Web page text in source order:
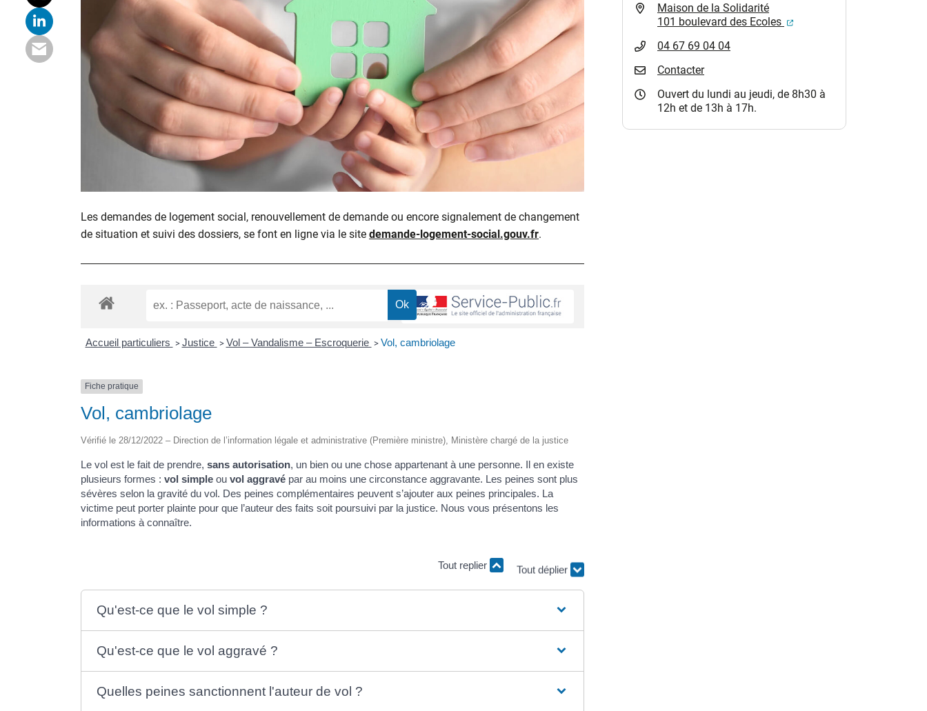
Les demandes de logement social, renouvellement de demande ou encore signalement de changement
de situation et suivi des dossiers, se font en ligne via le site demande-logement-social.gouv.fr.
Accueil particuliers > Justice > Vol – Vandalisme – Escroquerie > Vol, cambriolage
Fiche pratique
Vol, cambriolage
Vérifié le 28/12/2022 – Direction de l’information légale et administrative (Première ministre), Ministère chargé de la justice
Le vol est le fait de prendre, sans autorisation, un bien ou une chose appartenant à une personne. Il en existe
plusieurs formes : vol simple ou vol aggravé par au moins une circonstance aggravante. Les peines sont plus
sévères selon la gravité du vol. Des peines complémentaires peuvent s’ajouter aux peines principales. La
victime peut porter plainte pour que l’auteur des faits soit poursuivi par la justice. Nous vous présentons les
informations à connaître.
Tout replier
Tout déplier
Qu'est-ce que le vol simple ?
Qu'est-ce que le vol aggravé ?
Quelles peines sanctionnent l'auteur de vol ?
Maison de la Solidarité
101 boulevard des Ecoles
(ouverture dans un nouvel
04 67 69 04 04
Contacter
Ouvert du lundi au jeudi, de 8h30 à
12h et de 13h à 17h.